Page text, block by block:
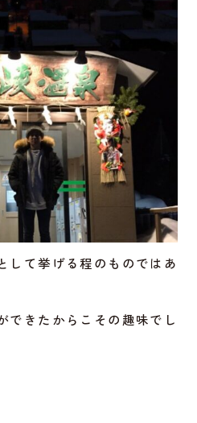
して挙げる程のものではあ
できたからこその趣味でし